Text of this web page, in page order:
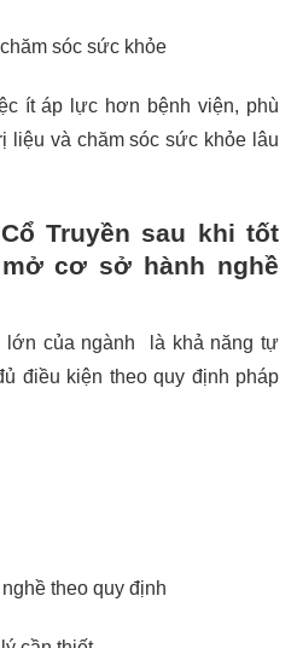
sóc sức khỏe
ít áp lực hơn bệnh viện, phù
liệu và chăm sóc sức khỏe lâu
Truyền sau khi tốt
cơ sở hành nghề
lớn của ngành là khả năng tự
điều kiện theo quy định pháp
theo quy định